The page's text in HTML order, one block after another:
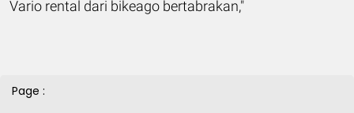
Vario rental dari bikeago bertabrakan,"
Page :